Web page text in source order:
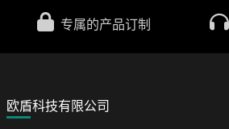
专属的产品订制
欧盾科技有限公司